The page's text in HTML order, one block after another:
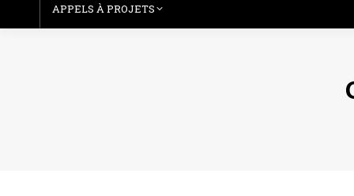
APPELS À PROJETS